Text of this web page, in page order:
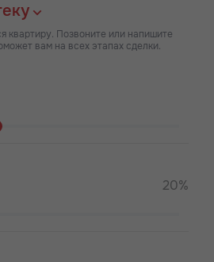
квартиру. Позвоните или напишите
вам на всех этапах сделки.
20%